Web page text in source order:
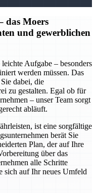
das Moers
und gewerblichen
Aufgabe – besonders
werden müssen. Das
dabei, die
zu gestalten. Egal ob für
– unser Team sorgt
abläuft.
ist eine sorgfältige
berät Sie
Plan, der auf Ihre
über das
alle Schritte
sich auf Ihr neues Umfeld